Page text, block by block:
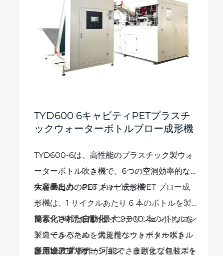
TYD600 6キャビティPETプラスチ
ックウォーターボトルブロー成形機
TYD600-6は、高性能のプラスチック製ウォ
ーターボトル吹き機で、
6つの空洞効率的な
生産のためのPETブロー成形機：
大容量出力この 6 キャビティ PET ブロー成
形機は、1 サイクルあたり 6 本のボトルを製
造し、1 時間あたり最大 9,000 本のボトルを
製造できるため、大規模なウォーターボトル
製造に最適です。
簡素化された自動化: インテリジェントなコン
トロールパネルを備えたペットボトル吹き機
は、1人での操作が可能で、自動化プロセスを
多用途アプリケーション: さまざまな包装ボト